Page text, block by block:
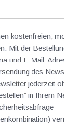
kostenfreien,
Mit der
und E-Mail-
des
jederzeit
in Ihrem